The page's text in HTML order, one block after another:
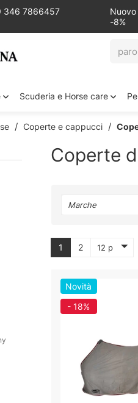
346 7866457
-8%
Scuderia e Horse care
Coperte e cappucci
Coperte
Marche
1 2 12 p
Novità
- 18%